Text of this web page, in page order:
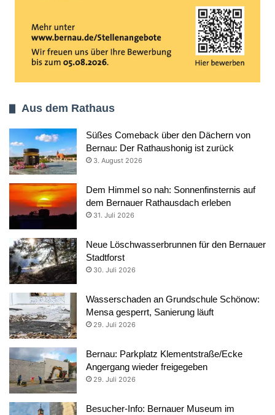
Aus dem Rathaus
Süßes Comeback über den Dächern von
Bernau: Der Rathaushonig ist zurück
3. August 2026
Dem Himmel so nah: Sonnenfinsternis auf
dem Bernauer Rathausdach erleben
31. Juli 2026
Neue Löschwasserbrunnen für den Bernauer
Stadtforst
30. Juli 2026
Wasserschaden an Grundschule Schönow:
Mensa gesperrt, Sanierung läuft
29. Juli 2026
Bernau: Parkplatz Klementstraße/Ecke
Angergang wieder freigegeben
29. Juli 2026
Besucher-Info: Bernauer Museum im